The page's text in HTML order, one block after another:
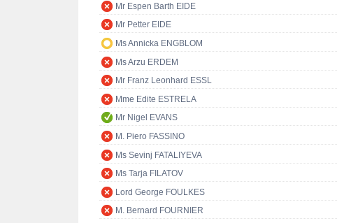
Mr Espen Barth EIDE
Mr Petter EIDE
Ms Annicka ENGBLOM
Ms Arzu ERDEM
Mr Franz Leonhard ESSL
Mme Edite ESTRELA
Mr Nigel EVANS
M. Piero FASSINO
Ms Sevinj FATALIYEVA
Ms Tarja FILATOV
Lord George FOULKES
M. Bernard FOURNIER